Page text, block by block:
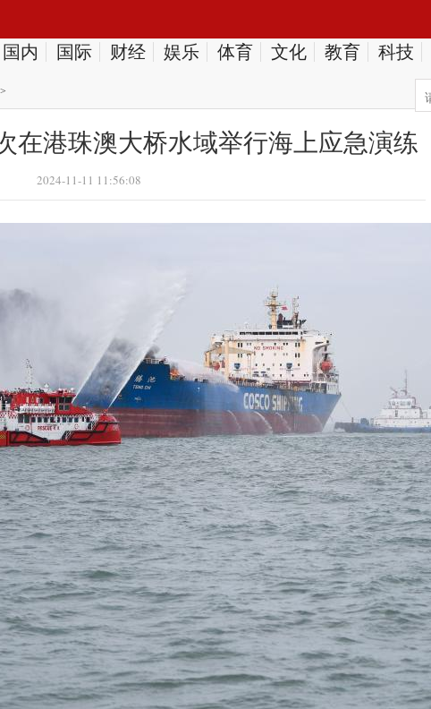
国内 国际 财经 娱乐 体育 文化 教育 科技
>
在港珠澳大桥水域举行海上应急演练
2024-11-11 11:56:08